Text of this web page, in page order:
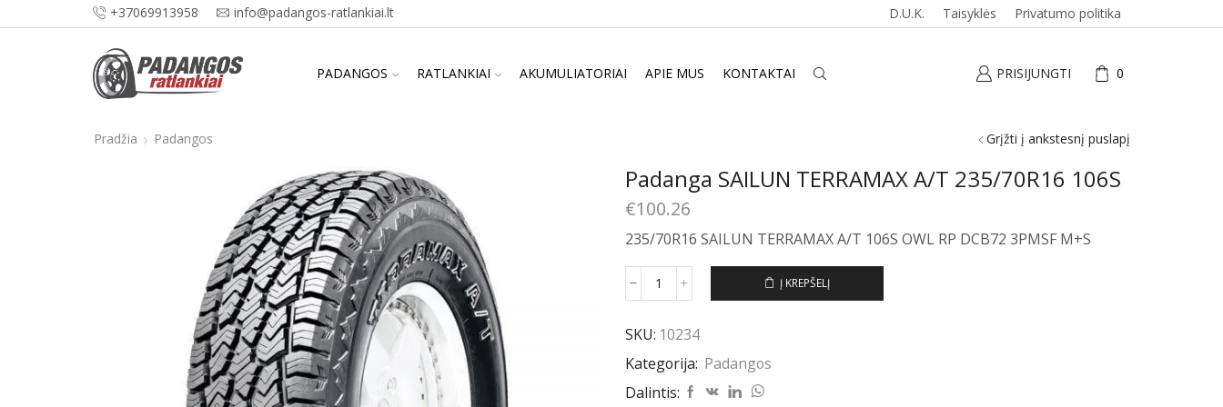
+37069913958 info@padangos-ratlankiai.lt D.U.K. Taisyklės Privatumo politika
PADANGOS RATLANKIAI AKUMULIATORIAI APIE MUS KONTAKTAI PRISIJUNGTI 0
Pradžia Padangos Grįžti į ankstesnį puslapį
Padanga SAILUN TERRAMAX A/T 235/70R16 106S
€100.26
235/70R16 SAILUN TERRAMAX A/T 106S OWL RP DCB72 3PMSF M+S
produkto
Padanga
SAILUN
TERRAMAX
235/70R16
Į KREPŠELĮ
SKU: 10234
Kategorija: Padangos
Dalintis: